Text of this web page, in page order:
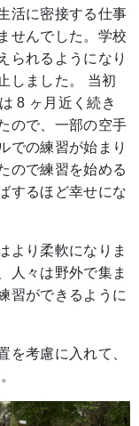
活に密接する仕事
せんでした。学校
られるようになり
しました。 当初
8 ヶ月近く続き
ので、一部の空手
での練習が始まり
ので練習を始める
するほど幸せにな
より柔軟になりま
人々は野外で集ま
習ができるように
考慮に入れて、